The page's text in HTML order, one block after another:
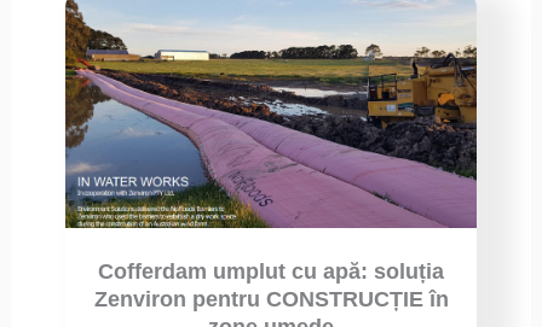
Cofferdam umplut cu apă: soluția
Zenviron pentru CONSTRUCȚIE în